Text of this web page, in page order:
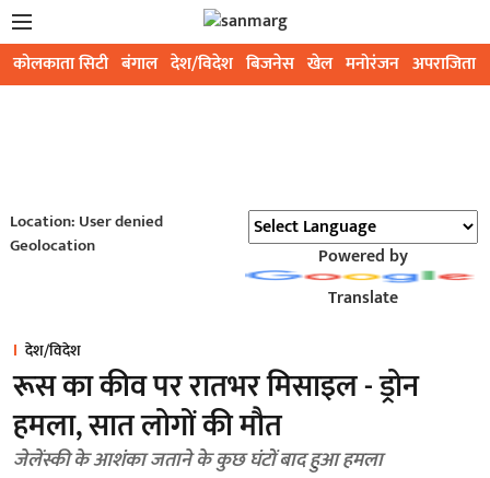
कोलकाता सिटी बंगाल देश/विदेश बिजनेस खेल मनोरंजन अपराजिता
Location: User denied
Geolocation
Powered by
Translate
देश/विदेश
रूस का कीव पर रातभर मिसाइल - ड्रोन
हमला, सात लोगों की मौत
जेलेंस्की के आशंका जताने के कुछ घंटों बाद हुआ हमला